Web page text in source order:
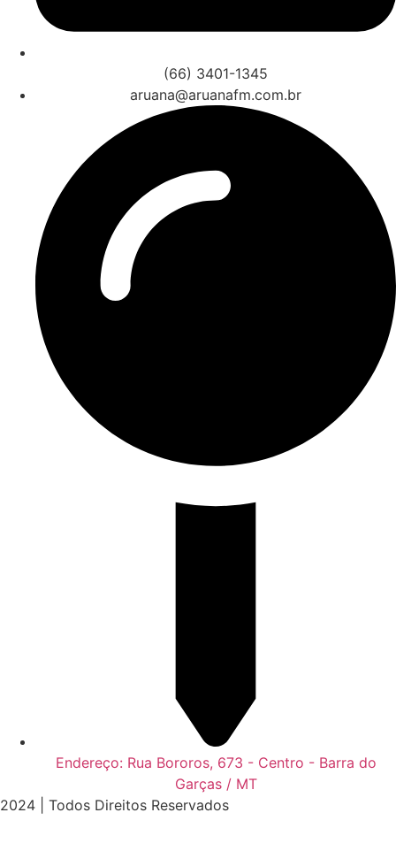
(66) 3401-1345
aruana@aruanafm.com.br
Endereço: Rua Bororos, 673 - Centro - Barra do
Garças / MT
2024 | Todos Direitos Reservados